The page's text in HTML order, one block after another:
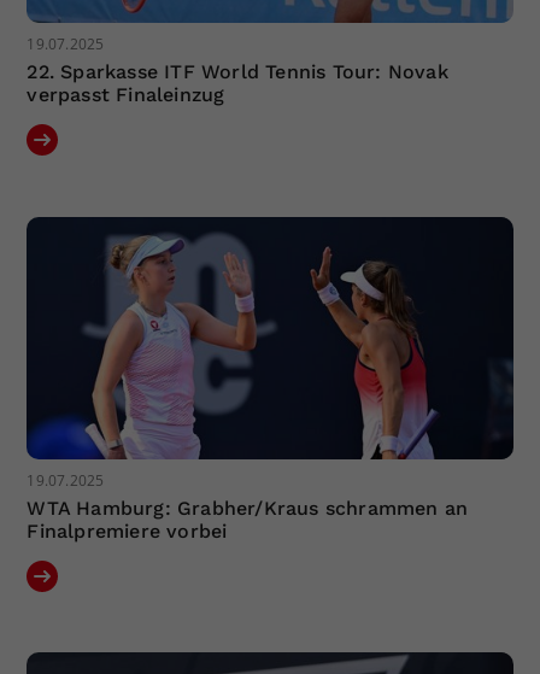
19.07.2025
22. Sparkasse ITF World Tennis Tour: Novak
verpasst Finaleinzug
19.07.2025
WTA Hamburg: Grabher/Kraus schrammen an
Finalpremiere vorbei